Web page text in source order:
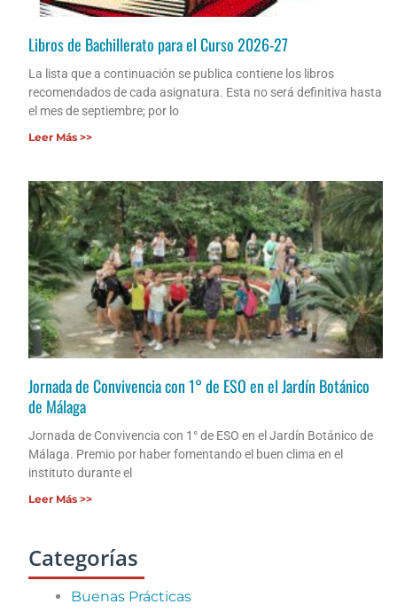
Libros de Bachillerato para el Curso 2026-27
La lista que a continuación se publica contiene los libros
recomendados de cada asignatura. Esta no será definitiva hasta
el mes de septiembre; por lo
Leer Más >>
Jornada de Convivencia con 1° de ESO en el Jardín Botánico
de Málaga
Jornada de Convivencia con 1° de ESO en el Jardín Botánico de
Málaga. Premio por haber fomentando el buen clima en el
instituto durante el
Leer Más >>
Categorías
Buenas Prácticas